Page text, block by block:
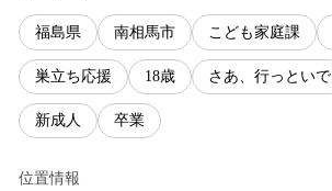
福島県 南相馬市 こども家庭課
巣立ち応援 18歳 さあ、行っといで
新成人 卒業
位置情報